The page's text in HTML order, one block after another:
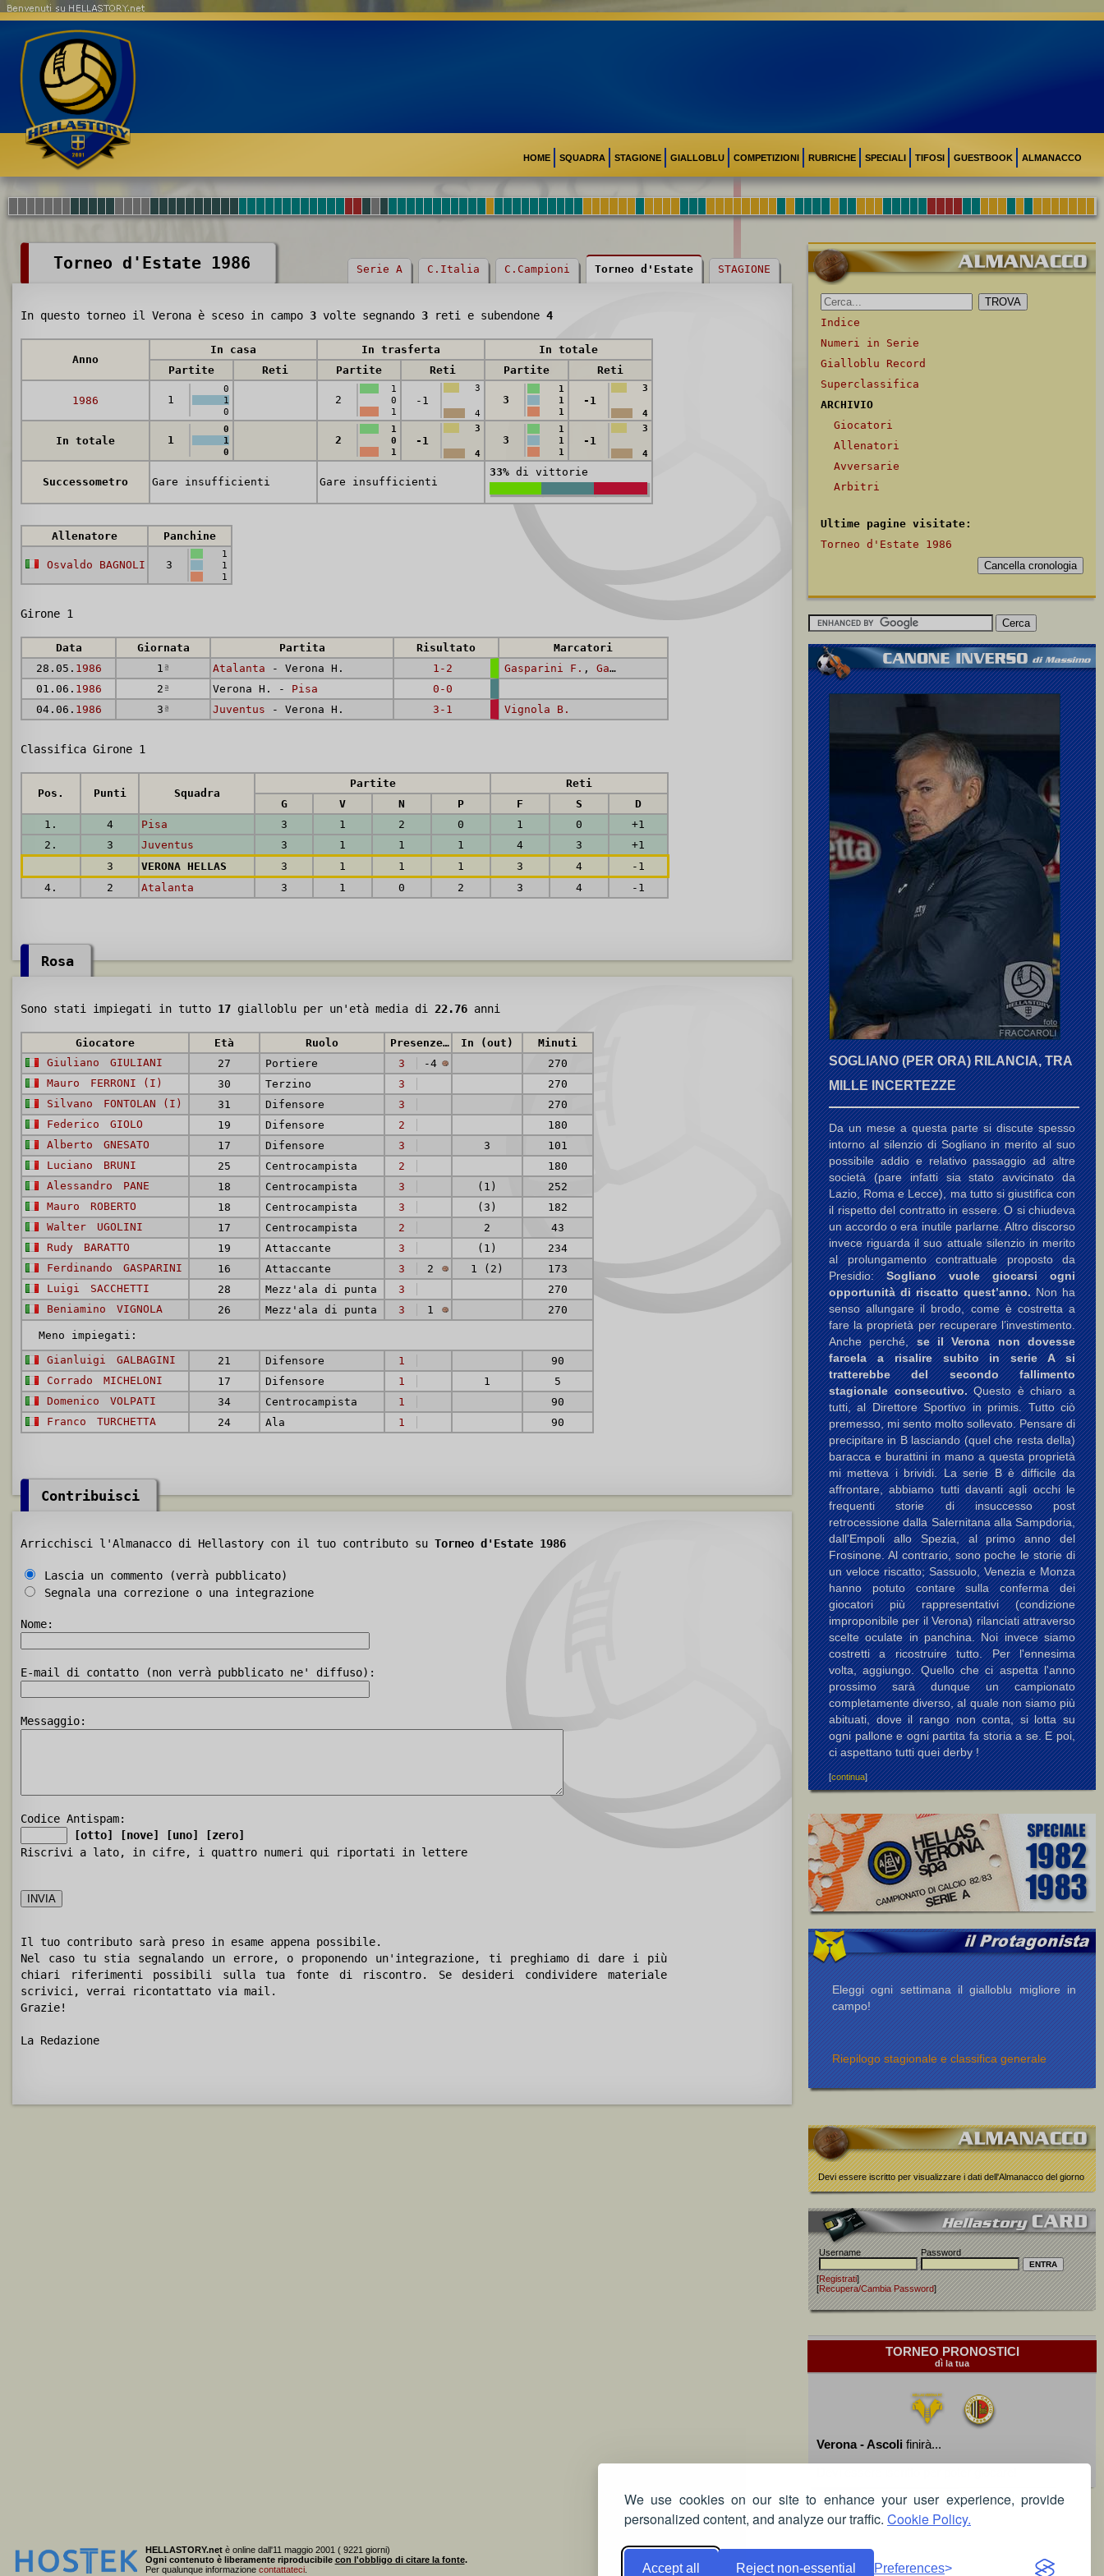
We use cookies on our site to enhance your user experience, provide
personalized content, and analyze our traffic. Cookie Policy.
Accept all Reject non-essential Preferences
HOME SQUADRA STAGIONE GIALLOBLU COMPETIZIONI RUBRICHE SPECIALI TIFOSI GUESTBOOK ALMANACCO
Benvenuti su HELLASTORY.net
Torneo d'Estate 1986 Serie A C.Italia C.Campioni Torneo d'Estate STAGIONE
In questo torneo il Verona è sceso in campo 3 volte segnando 3 reti e subendone 4
Anno
In casa In trasferta
In totale
Partite
Reti Partite Reti Partite Reti
1986 1
0
1
0
2
1
0
1
-1
3
4
3
1
1
1
-1
3
4
In totale 1
0
1
0
2
1
0
1
-1
3
4
3
1
1
1
-1
3
4
Successometro Gare insufficienti Gare insufficienti
33% di vittorie
Allenatore Panchine
Osvaldo BAGNOLI 3
1
1
1
Girone 1
Data Giornata Partita Risultato
Marcatori
28.05. 1986 1 ª Atalanta - Verona H. 1-2 Gasparini F. , Gasparini F.
01.06. 1986 2 ª Verona H. - Pisa
0-0
04.06. 1986 3 ª Juventus - Verona H. 3-1 Vignola B.
Classifica Girone 1
Pos. Punti Squadra
Partite
Reti
G
V N P F S
D
1.
4 Pisa 3 1 2 0 1 0
+1
2.
3 Juventus 3 1 1 1 4 3
+1
3
VERONA HELLAS 3 1 1 1 3 4
-1
4.
2 Atalanta 3 1 0 2 3 4 -1
Rosa
Sono stati impiegati in tutto 17 gialloblu per un'età media di 22.76 anni
Giocatore Età Ruolo Presenze (reti) In (out)
Minuti
Giuliano
GIULIANI 27 Portiere 3 -4
270
Mauro
FERRONI (I) 30 Terzino 3
270
Silvano
FONTOLAN (I) 31 Difensore 3
270
Federico
GIOLO 19 Difensore 2
180
Alberto
GNESATO 17 Difensore 3 3
101
Luciano
BRUNI 25 Centrocampista 2
180
Alessandro
PANE 18 Centrocampista 3 (1)
252
Mauro
ROBERTO 18 Centrocampista 3 (3)
182
Walter
UGOLINI 17 Centrocampista 2 2
43
Rudy
BARATTO 19 Attaccante 3 (1)
234
Ferdinando
GASPARINI 16 Attaccante 3 2 1 (2)
173
Luigi
SACCHETTI 28 Mezz'ala di punta 3
270
Beniamino
VIGNOLA 26 Mezz'ala di punta 3 1 270
Meno impiegati:
Gianluigi
GALBAGINI 21 Difensore 1
90
Corrado
MICHELONI 17 Difensore 1 1
5
Domenico
VOLPATI 34 Centrocampista 1
90
Franco
TURCHETTA 24 Ala 1 90
Contribuisci
Arricchisci l'Almanacco di Hellastory con il tuo contributo su Torneo d'Estate 1986
Lascia un commento (verrà pubblicato)
Segnala una correzione o una integrazione
Nome:
E-mail di contatto (non verrà pubblicato ne' diffuso):
Messaggio:
Codice Antispam:
[otto]
[nove] [uno]
[zero]
Riscrivi a lato, in cifre, i quattro numeri qui riportati in lettere
Il tuo contributo sarà preso in esame appena possibile.
Nel caso tu stia segnalando un errore, o proponendo un'integrazione, ti preghiamo di dare i più
chiari riferimenti possibili sulla tua fonte di riscontro. Se desideri condividere materiale
scrivici, verrai ricontattato via mail.
Grazie!
La Redazione
Indice
Numeri in Serie
Gialloblu Record
Superclassifica
ARCHIVIO
Giocatori
Allenatori
Avversarie
Arbitri
Ultime pagine visitate:
Torneo d'Estate 1986
SOGLIANO (PER ORA) RILANCIA, TRA
MILLE INCERTEZZE
Da un mese a questa parte si discute spesso
intorno al silenzio di Sogliano in merito al suo
possibile addio e relativo passaggio ad altre
società (pare infatti sia stato avvicinato da
Lazio, Roma e Lecce), ma tutto si giustifica con
il rispetto del contratto in essere. O si chiudeva
un accordo o era inutile parlarne. Altro discorso
invece riguarda il suo attuale silenzio in merito
al prolungamento contrattuale proposto da
Presidio:Sogliano vuole giocarsi ogni
opportunità di riscatto quest’anno.Non ha
senso allungare il brodo, come è costretta a
fare la proprietà per recuperare l’investimento.
Anche perché,se il Verona non dovesse
farcela a risalire subito in serie A si
tratterebbe del secondo fallimento
stagionale consecutivo.Questo è chiaro a
tutti, al Direttore Sportivo in primis. Tutto ciò
premesso, mi sento molto sollevato. Pensare di
precipitare in B lasciando (quel che resta della)
baracca e burattini in mano a questa proprietà
mi metteva i brividi. La serie B è difficile da
affrontare, abbiamo tutti davanti agli occhi le
frequenti storie di insuccesso post
retrocessione dalla Salernitana alla Sampdoria,
dall'Empoli allo Spezia, al primo anno del
Frosinone. Al contrario, sono poche le storie di
un veloce riscatto; Sassuolo, Venezia e Monza
hanno potuto contare sulla conferma dei
giocatori più rappresentativi (condizione
improponibile per il Verona) rilanciati attraverso
scelte oculate in panchina. Noi invece siamo
costretti a ricostruire tutto. Per l'ennesima
volta, aggiungo. Quello che ci aspetta l'anno
prossimo sarà dunque un campionato
completamente diverso, al quale non siamo più
abituati, dove il rango non conta, si lotta su
ogni pallone e ogni partita fa storia a se. E poi,
ci aspettano tutti quei derby !
[continua]
Eleggi ogni settimana il gialloblu migliore in
campo!
Riepilogo stagionale e classifica generale
Devi essere iscritto per visualizzare i dati dell'Almanacco del giorno
Username Password
[Registrati]
[Recupera/Cambia Password]
TORNEO PRONOSTICI
dì la tua
Verona - Ascoli finirà...
HELLASTORY.netè online dall'11 maggio 2001 ( 9221 giorni)
Ogni contenuto è liberamente riproducibile con l'obbligo di citare la fonte.
Per qualunque informazione contattateci.